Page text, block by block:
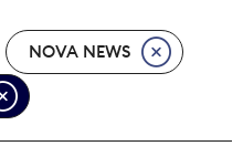
NOVA NEWS